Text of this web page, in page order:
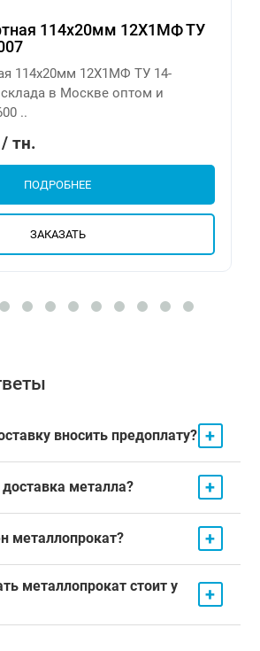
114х20мм 12Х1МФ ТУ
114х20мм 12Х1МФ ТУ 14-
склада в Москве оптом и
..
тн.
ПОДРОБНЕЕ
ЗАКАЗАТЬ
вносить предоплату? +
металла? +
металлопрокат? +
металлопрокат стоит у
+